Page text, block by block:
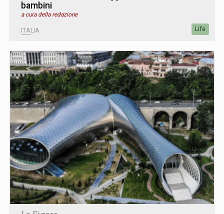
bambini
a cura della redazione
ITALIA Life